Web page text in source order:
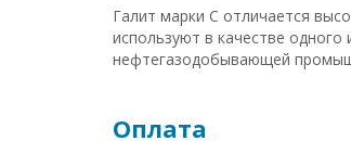
Галит марки С отличается
используют в качестве
нефтегазодобывающей
Оплата